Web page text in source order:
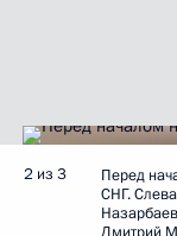
2 из 3
Перед
СНГ.